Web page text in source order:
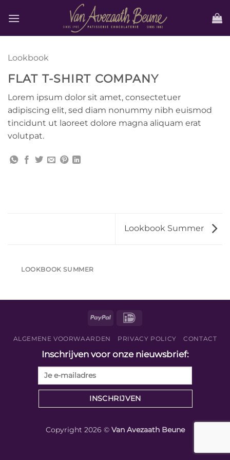
naar
Lookbook
FLAT T-SHIRT COMPANY
Lorem ipsum dolor sit amet, consectetuer
adipiscing elit, sed diam nonummy nibh euismod
tincidunt ut laoreet dolore magna aliquam erat
volutpat.
Lookbook Summer
LOOKBOOK SUMMER
PayPal
ALGEMENE VOORWAARDEN PRIVACY POLICY CONTACT
Inschrijven voor onze nieuwsbrief:
Copyright 2026 © Van Avezaath Beune